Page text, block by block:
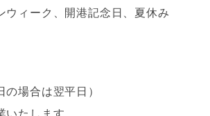
ウィーク、開港記念日、夏休み
場合は翌平日）